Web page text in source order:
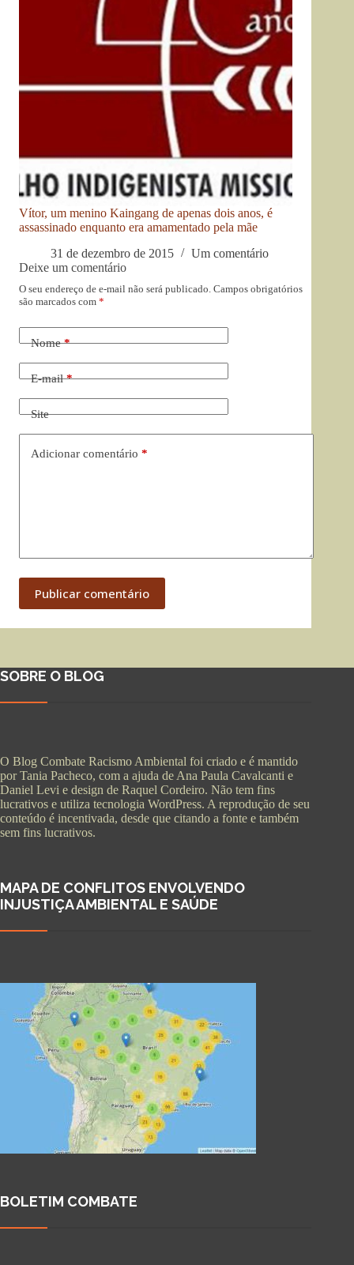
Vítor, um menino Kaingang de apenas dois anos, é
assassinado enquanto era amamentado pela mãe
31 de dezembro de 2015
Um comentário
Deixe um comentário
O seu endereço de e-mail não será publicado. Campos obrigatórios
são marcados com *
Nome*
E-mail*
Site
Adicionar comentário *
Publicar comentário
SOBRE O BLOG
O Blog Combate Racismo Ambiental foi criado e é mantido
por Tania Pacheco, com a ajuda de Ana Paula Cavalcanti e
Daniel Levi e design de Raquel Cordeiro. Não tem fins
lucrativos e utiliza tecnologia WordPress. A reprodução de seu
conteúdo é incentivada, desde que citando a fonte e também
sem fins lucrativos.
MAPA DE CONFLITOS ENVOLVENDO
INJUSTIÇA AMBIENTAL E SAÚDE
BOLETIM COMBATE